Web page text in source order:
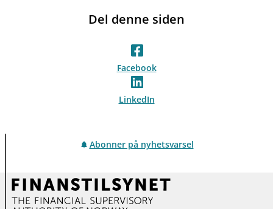
Del denne siden
Facebook
LinkedIn
Abonner på nyhetsvarsel